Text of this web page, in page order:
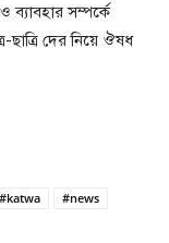
সম্পর্কে
দের নিয়ে ঔষধ
#katwa
#news